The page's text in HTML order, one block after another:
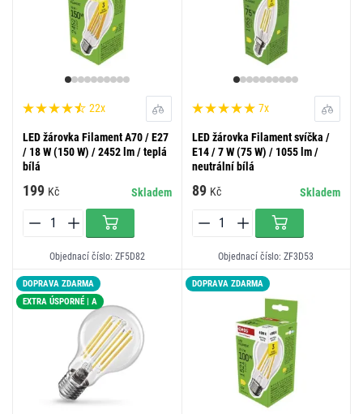
22x
LED žárovka Filament A70 / E27
/ 18 W (150 W) / 2452 lm / teplá
bílá
199 Kč Skladem
Objednací číslo: ZF5D82
7x
LED žárovka Filament svíčka /
E14 / 7 W (75 W) / 1055 lm /
neutrální bílá
89 Kč Skladem
Objednací číslo: ZF3D53
DOPRAVA ZDARMA
EXTRA ÚSPORNÉ | A
DOPRAVA ZDARMA